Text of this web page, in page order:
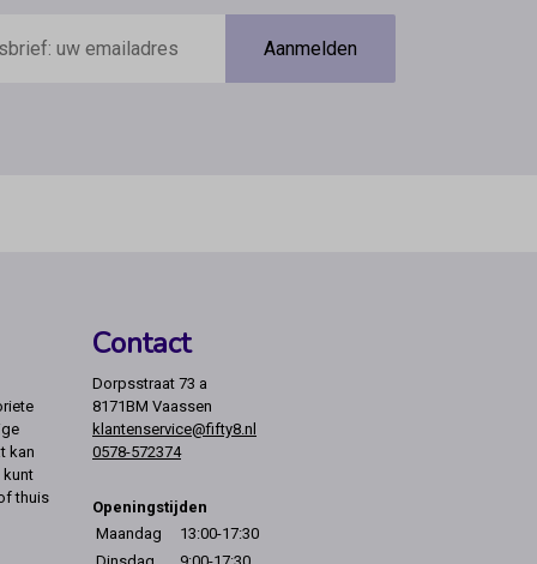
Aanmelden
kan
kunt
thuis
Contact
Dorpsstraat 73 a
8171BM Vaassen
klantenservice@fifty8.nl
0578-572374
Openingstijden
Maandag
13:00-17:30